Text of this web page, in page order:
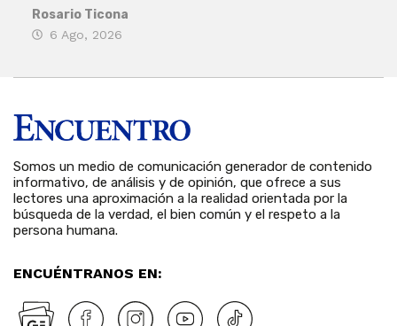
Rosario Ticona
6 Ago, 2026
Somos un medio de comunicación generador de contenido
informativo, de análisis y de opinión, que ofrece a sus
lectores una aproximación a la realidad orientada por la
búsqueda de la verdad, el bien común y el respeto a la
persona humana.
ENCUÉNTRANOS EN: